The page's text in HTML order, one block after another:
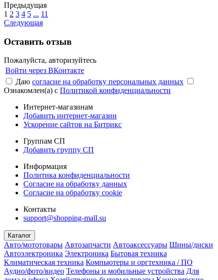
Предыдущая
1 2 3 4 5 ... 11
Следующая
Оставить отзыв
Пожалуйста, авторизуйтесь
Войти через ВКонтакте
Даю согласие на обработку персональных данных
Ознакомлен(а) с Политикой конфиденциальности
Интернет-магазинам
Добавить интернет-магазин
Ускорение сайтов на Битрикс
Группам СП
Добавить группу СП
Информация
Политика конфиденциальности
Согласие на обработку данных
Согласие на обработку cookie
Контакты
support@shopping-mall.su
Каталог
Авто/мототовары Автозапчасти Автоаксессуары Шины/диски
Автоэлектроника Электроника Бытовая техника
Климатическая техника Компьютеры и оргтехника / ПО
Аудио/фото/видео Телефоны и мобильные устройства Для